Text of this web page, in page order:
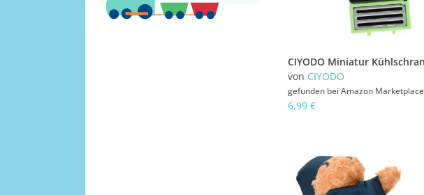
von CIYODO
gefunden bei Amazon Marketplace
6,99 €